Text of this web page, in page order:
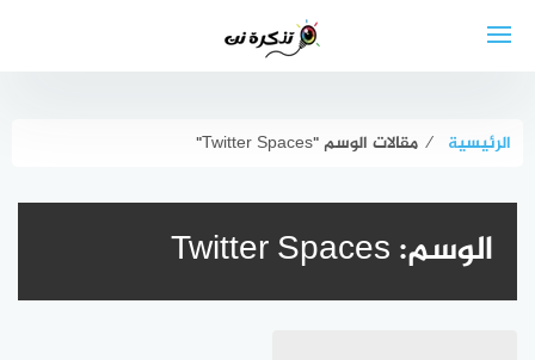
الرئيسية ⁄ مقالات الوسم "Twitter Spaces"
الوسم:Twitter Spaces